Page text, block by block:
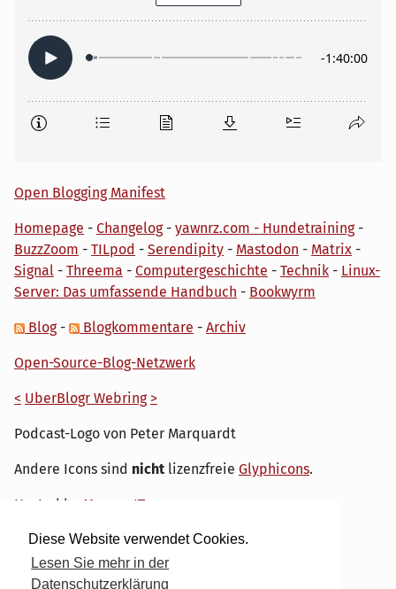
Diese Website verwendet Cookies.
Lesen Sie mehr in der
Datenschutzerklärung
Open Blogging Manifest
Homepage - Changelog- yawnrz.com - Hundetraining-
BuzzZoom - TILpod - Serendipity - Mastodon - Matrix -
Signal - Threema - Computergeschichte - Technik - Linux-
Server: Das umfassende Handbuch - Bookwyrm
Blog- Blogkommentare - Archiv
Open-Source-Blog-Netzwerk
< UberBlogr Webring >
Podcast-Logo von Peter Marquardt
Andere Icons sind nicht lizenzfreie Glyphicons.
Hosted by My own IT.